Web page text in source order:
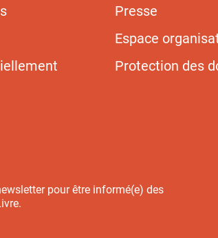
Presse
Espace
Protection des
pour être informé(e) des